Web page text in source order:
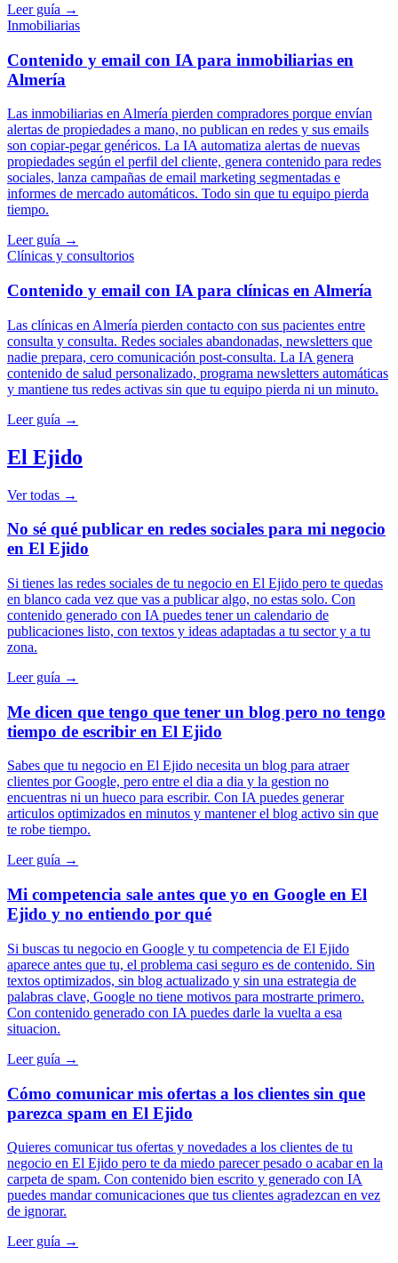
Leer guía →
Inmobiliarias
Contenido y email con IA para inmobiliarias en
Almería
Las inmobiliarias en Almería pierden compradores porque envían
alertas de propiedades a mano, no publican en redes y sus emails
son copiar-pegar genéricos. La IA automatiza alertas de nuevas
propiedades según el perfil del cliente, genera contenido para redes
sociales, lanza campañas de email marketing segmentadas e
informes de mercado automáticos. Todo sin que tu equipo pierda
tiempo.
Leer guía →
Clínicas y consultorios
Contenido y email con IA para clínicas en Almería
Las clínicas en Almería pierden contacto con sus pacientes entre
consulta y consulta. Redes sociales abandonadas, newsletters que
nadie prepara, cero comunicación post-consulta. La IA genera
contenido de salud personalizado, programa newsletters automáticas
y mantiene tus redes activas sin que tu equipo pierda ni un minuto.
Leer guía →
El Ejido
Ver todas →
No sé qué publicar en redes sociales para mi negocio
en El Ejido
Si tienes las redes sociales de tu negocio en El Ejido pero te quedas
en blanco cada vez que vas a publicar algo, no estas solo. Con
contenido generado con IA puedes tener un calendario de
publicaciones listo, con textos y ideas adaptadas a tu sector y a tu
zona.
Leer guía →
Me dicen que tengo que tener un blog pero no tengo
tiempo de escribir en El Ejido
Sabes que tu negocio en El Ejido necesita un blog para atraer
clientes por Google, pero entre el dia a dia y la gestion no
encuentras ni un hueco para escribir. Con IA puedes generar
articulos optimizados en minutos y mantener el blog activo sin que
te robe tiempo.
Leer guía →
Mi competencia sale antes que yo en Google en El
Ejido y no entiendo por qué
Si buscas tu negocio en Google y tu competencia de El Ejido
aparece antes que tu, el problema casi seguro es de contenido. Sin
textos optimizados, sin blog actualizado y sin una estrategia de
palabras clave, Google no tiene motivos para mostrarte primero.
Con contenido generado con IA puedes darle la vuelta a esa
situacion.
Leer guía →
Cómo comunicar mis ofertas a los clientes sin que
parezca spam en El Ejido
Quieres comunicar tus ofertas y novedades a los clientes de tu
negocio en El Ejido pero te da miedo parecer pesado o acabar en la
carpeta de spam. Con contenido bien escrito y generado con IA
puedes mandar comunicaciones que tus clientes agradezcan en vez
de ignorar.
Leer guía →